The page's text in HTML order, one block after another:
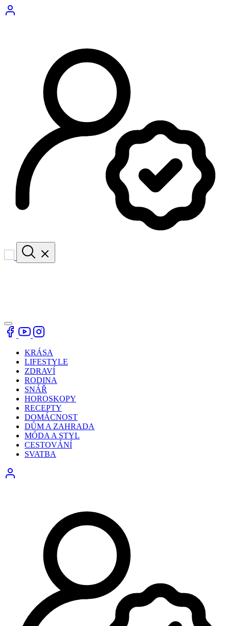
KRÁSA
LIFESTYLE
ZDRAVÍ
RODINA
SNÁŘ
HOROSKOPY
RECEPTY
DOMÁCNOST
DŮM A ZAHRADA
MÓDA A STYL
CESTOVÁNÍ
SVATBA